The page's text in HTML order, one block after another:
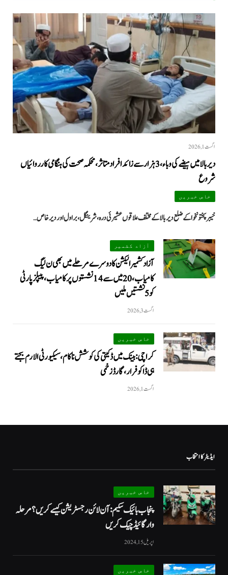
اگست 1, 2026
دیر بالا میں ہیضے کی وباء، 3 ہزار سے زائد افراد متاثر، محکمہ صحت کی ہنگامی کارروائیاں
شروع
خاص خبریں
خیبرپختونخوا کے ضلع دیر بالا کے مختلف علاقوں عشیرئی درہ، شرینگل، براول اور دیر خاص…
آزاد کشمیر
آزاد کشمیر الیکشن کا دوسرے مرحلے میں بھی ن لیگ
کامیاب، 20 میں سے 14 نشستوں پر کامیاب، پیپلزپارٹی
کو 5 نشستیں ملیں
اگست 3, 2026
خاص خبریں
کراچی: بینک میں ڈکیتی کی کوشش ناکام، سیکیورٹی الارم بجتے
ہی ڈاکو فرار، گارڈ زخمی
اگست 1, 2026
ایڈیٹر کا انتخاب
خاص خبریں
پنجاب بائیک سکیم: آن لائن رجسٹریشن کیسے کریں؟ مرحلہ
وار گائیڈ چیک کریں
اپریل 15, 2024
خاص خبریں